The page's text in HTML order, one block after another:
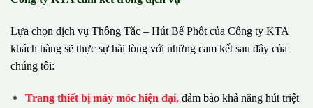
Lựa chọn dịch vụ Thông Tắc – Hút Bể Phốt của Công ty KTA
khách hàng sẽ thực sự hài lòng với những cam kết sau đây của
chúng tôi:
Trang thiết bị máy móc hiện đại, đảm bảo khả năng hút triệt